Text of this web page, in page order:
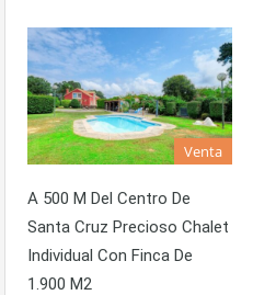
Venta
A 500 M Del Centro De
Santa Cruz Precioso Chalet
Individual Con Finca De
1.900 M2